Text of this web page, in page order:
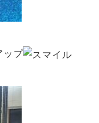
ップ